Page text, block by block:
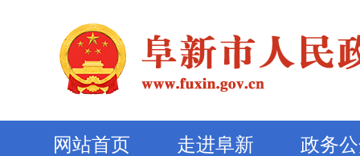
网站首页 走进阜新 政务